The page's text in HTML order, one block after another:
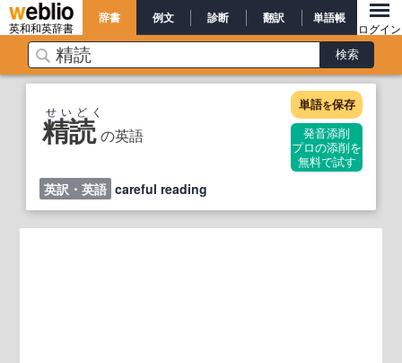
英和和英辞書
辞書 例文 診断 翻訳 単語帳
ログイン
精読 の英語
せいどく 単語を保存
発音添削
プロの添削を
無料で試す
英訳・英語 careful reading